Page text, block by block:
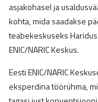
asjakohasel ja
kohta, mida saadakse
teabekeskuseks
ENIC/NARIC Keskus.
Eesti ENIC/NARIC
eksperdina töörühma,